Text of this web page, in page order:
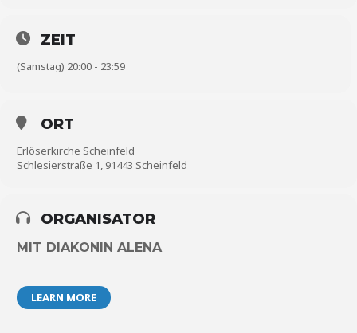
ZEIT
(Samstag) 20:00 - 23:59
ORT
Erlöserkirche Scheinfeld
Schlesierstraße 1, 91443 Scheinfeld
ORGANISATOR
MIT DIAKONIN ALENA
LEARN MORE